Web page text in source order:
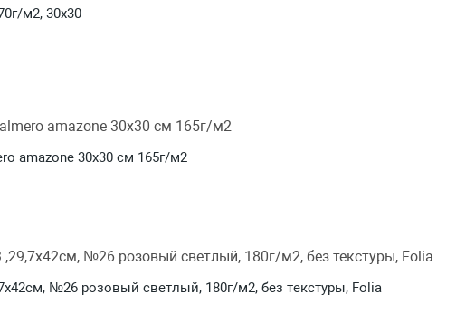
м2, 30х30
amazone 30х30 см 165г/м2
№26 розовый светлый, 180г/м2, без текстуры, Folia